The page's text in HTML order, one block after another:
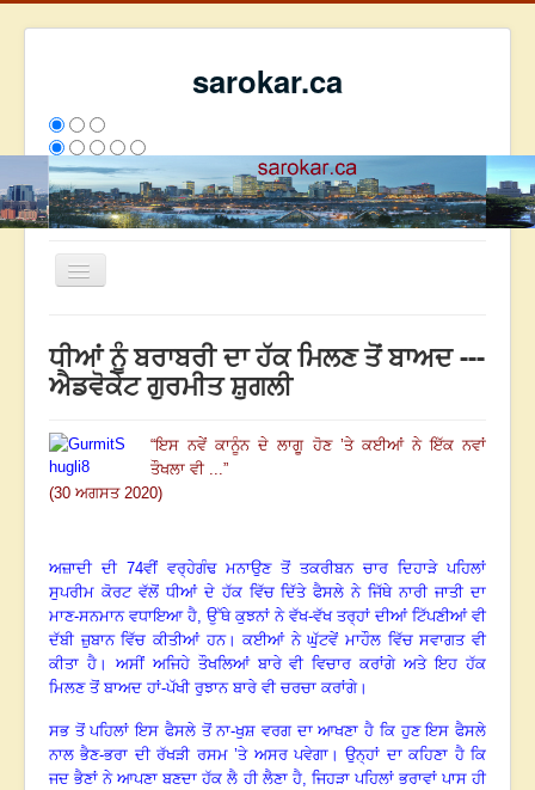
sarokar.ca
Toggle
ਰਚਨਾਵਾਂ
ਸੰਪਰਕ
We have 267 guests and no members online
ਧੀਆਂ ਨੂੰ ਬਰਾਬਰੀ ਦਾ ਹੱਕ ਮਿਲਣ ਤੋਂ ਬਾਅਦ ---
ਐਡਵੋਕੇਟ ਗੁਰਮੀਤ ਸ਼ੁਗਲੀ
“ਇਸ ਨਵੇਂ ਕਾਨੂੰਨ ਦੇ ਲਾਗੂ ਹੋਣ ’ਤੇ ਕਈਆਂ ਨੇ ਇੱਕ ਨਵਾਂ
ਤੌਖਲਾ ਵੀ ...”
(30 ਅਗਸਤ 2020)
ਅਜ਼ਾਦੀ ਦੀ 74ਵੀਂ ਵਰ੍ਹੇਗੰਢ ਮਨਾਉਣ ਤੋਂ ਤਕਰੀਬਨ ਚਾਰ ਦਿਹਾੜੇ ਪਹਿਲਾਂ
ਸੁਪਰੀਮ ਕੋਰਟ ਵੱਲੋਂ ਧੀਆਂ ਦੇ ਹੱਕ ਵਿੱਚ ਦਿੱਤੇ ਫੈਸਲੇ ਨੇ ਜਿੱਥੇ ਨਾਰੀ ਜਾਤੀ ਦਾ
ਮਾਣ-ਸਨਮਾਨ ਵਧਾਇਆ ਹੈ, ਉੱਥੇ ਕੁਝਨਾਂ ਨੇ ਵੱਖ-ਵੱਖ ਤਰ੍ਹਾਂ ਦੀਆਂ ਟਿੱਪਣੀਆਂ ਵੀ
ਦੱਬੀ ਜ਼ੁਬਾਨ ਵਿੱਚ ਕੀਤੀਆਂ ਹਨ।ਕਈਆਂ ਨੇ ਘੁੱਟਵੇਂ ਮਾਹੌਲ ਵਿੱਚ ਸਵਾਗਤ ਵੀ
ਕੀਤਾ ਹੈ। ਅਸੀਂ ਅਜਿਹੇ ਤੌਖਲਿਆਂ ਬਾਰੇ ਵੀ ਵਿਚਾਰ ਕਰਾਂਗੇ ਅਤੇ ਇਹ ਹੱਕ
ਮਿਲਣ ਤੋਂ ਬਾਅਦ ਹਾਂ-ਪੱਖੀ ਰੁਝਾਨ ਬਾਰੇ ਵੀ ਚਰਚਾ ਕਰਾਂਗੇ।
ਸਭ ਤੋਂ ਪਹਿਲਾਂ ਇਸ ਫੈਸਲੇ ਤੋਂ ਨਾ-ਖੁਸ਼ ਵਰਗ ਦਾ ਆਖਣਾ ਹੈ ਕਿ ਹੁਣ ਇਸ ਫੈਸਲੇ
ਨਾਲ ਭੈਣ-ਭਰਾ ਦੀ ਰੱਖੜੀ ਰਸਮ ’ਤੇ ਅਸਰ ਪਵੇਗਾ।ਉਨ੍ਹਾਂ ਦਾ ਕਹਿਣਾ ਹੈ ਕਿ
ਜਦ ਭੈਣਾਂ ਨੇ ਆਪਣਾ ਬਣਦਾ ਹੱਕ ਲੈ ਹੀ ਲੈਣਾ ਹੈ, ਜਿਹੜਾ ਪਹਿਲਾਂ ਭਰਾਵਾਂ ਪਾਸ ਹੀ